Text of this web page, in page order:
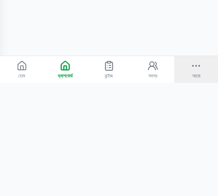
হোম ড্যাশবোর্ড কুইজ সদস্য আরো